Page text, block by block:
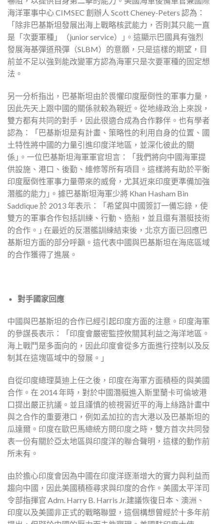
海洋軍事中心 CIMSEC 創辦人 Scott Cheney-Peters 認為：
「除非巴基斯坦發展出海上戰略核武能力，否則其只能一直
是「次要軍種」（junior service）｣。這顯示巴國具有強烈
發展海基彈道飛彈（SLBM）的意願，只是這樣的期望，目
前並不足以強到能改變軍方認為海軍只是次要軍種的固定想
法。
另一分析指出，巴基斯坦由於畏懼印度壓倒性的軍事力量，
因此先天上跟中國的關係就較為親近。從地緣政治上來說，
雙方都有共同的對手，因此很適合成為合作夥伴。也有學者
認為：「巴基斯坦是有計畫、策略性的利用自身的位置、國
土特性將中國的力量引進印度洋地區，並深化彼此的關
係｣。一位巴基斯坦海軍軍官坦言：「我們將向中國海軍提
供設施、港口、後勤、維修等所有項目。這樣將有助於平衡
印度壓倒性軍事力量帶來的威脅，尤其近來印度更準備加強
潛艦的能力｣。據巴基斯坦海軍少將 Khan Hasham Bin
Saddique 於 2013 年表示：「希望與中國簽訂一備忘錄，使
雙方的軍事合作包括訓練、行動、造船，並且還有潛艇技術
的合作。｣ 在最近的反潛艦訓練結束後，北京方面已回應巴
基斯坦方面的部分呼籲。這代表中國與巴基斯坦在海底區域
的合作獲得了進展。
對手國家回應
中國與巴基斯坦的合作已經引起印度方面的注意。印度海軍
的參謀長表示：「印度會嚴密監控攸關其利益之海洋地區。
海上戰鬥是多面向的，因此印度會從多方面進行控制以及反
制其在這塊區域中的發展。」
自從印度總理莫迪上任之後，印度在海軍方面積極的與美國
合作。在 2014 年時，對於中國潛艇進入斯里蘭卡可倫坡港
口提出嚴正抗議。並且謹慎的檢視習近平的海上絲路計畫中
與之合作的重要港口，例如孟加拉的吉大港以及巴基斯坦的
瓜達爾。印度在歐巴馬總統方問印度之時，雙方首次共同發
表一份有關於亞太地區與印度洋的聯合聲明，這樣的動作前
所未有。
由於擔心印度會因為中國在印度洋逐漸增大的實力與利益而
趨向中國，因此美國積極尋求與印度的合作。美國太平洋司
令部指揮官 Adm. Harry B. Harris Jr.建議恢復日本、澳洲、
印度以及美國非正式的戰略聯盟，這個構想曾經於十多年前